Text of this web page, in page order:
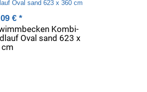
Kombi-
Oval sand 623 x
€ *